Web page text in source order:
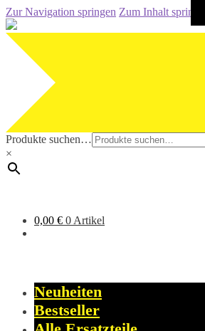
Zur Navigation springen Zum Inhalt springen
Produkte suchen…
×
0,00 € 0 Artikel
Neuheiten
Bestseller